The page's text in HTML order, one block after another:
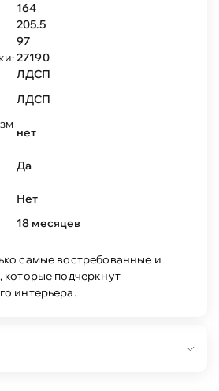
164
205.5
97
27190
ЛДСП
ЛДСП
нет
Да
Нет
18 месяцев
самые востребованные и
которые подчеркнут
интерьера.